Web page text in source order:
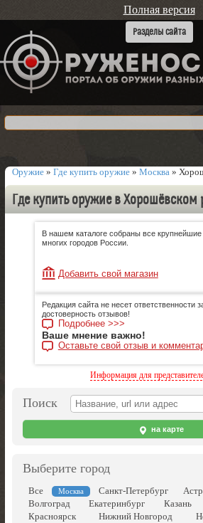
Полная версия
Оружие » Где купить оружие » Москва »
Где купить оружие в
В нашем каталоге собраны все
многих городов России.
Добавить свой магазин
Редакция сайта не несет ответственности
достоверность отзывов!
Подробнее >>>
Ваше мнение важно!
Оставьте свой отзыв и
Информация для
Поиск
на карте
Выберите город
Все Москва Санкт-Петербург
Волгоград
Екатеринбург Казань
Красноярск
Нижний Новгород